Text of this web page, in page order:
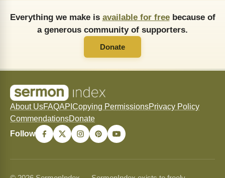
Everything we make is available for freebecause of
a generous community of supporters.
Donate
About UsFAQAPI Copying PermissionsPrivacy Policy
CommendationsDonate
Follow